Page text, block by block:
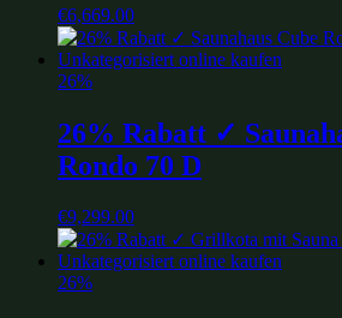
€6,669.00
26%
26% Rabatt ✓
Rondo 70 D
€9,299.00
26%